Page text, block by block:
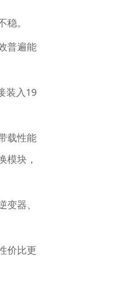
。
普遍能
装入19
载性能
模块，
器、
价比更